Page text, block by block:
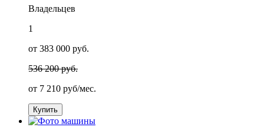
Владельцев
1
от 383 000 руб.
536 200 руб.
от 7 210 руб/мес.
Купить